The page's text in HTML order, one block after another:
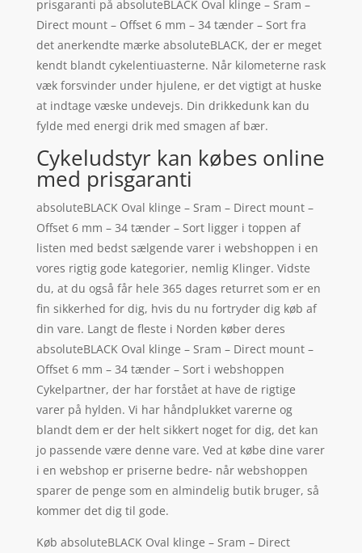
prisgaranti på absoluteBLACK Oval klinge – Sram –
Direct mount – Offset 6 mm – 34 tænder – Sort fra
det anerkendte mærke absoluteBLACK, der er meget
kendt blandt cykelentiuasterne. Når kilometerne rask
væk forsvinder under hjulene, er det vigtigt at huske
at indtage væske undevejs. Din drikkedunk kan du
fylde med energi drik med smagen af bær.
Cykeludstyr kan købes online
med prisgaranti
absoluteBLACK Oval klinge – Sram – Direct mount –
Offset 6 mm – 34 tænder – Sort ligger i toppen af
listen med bedst sælgende varer i webshoppen i en
vores rigtig gode kategorier, nemlig Klinger. Vidste
du, at du også får hele 365 dages returret som er en
fin sikkerhed for dig, hvis du nu fortryder dig køb af
din vare. Langt de fleste i Norden køber deres
absoluteBLACK Oval klinge – Sram – Direct mount –
Offset 6 mm – 34 tænder – Sort i webshoppen
Cykelpartner, der har forstået at have de rigtige
varer på hylden. Vi har håndplukket varerne og
blandt dem er der helt sikkert noget for dig, det kan
jo passende være denne vare. Ved at købe dine varer
i en webshop er priserne bedre- når webshoppen
sparer de penge som en almindelig butik bruger, så
kommer det dig til gode.
Køb absoluteBLACK Oval klinge – Sram – Direct